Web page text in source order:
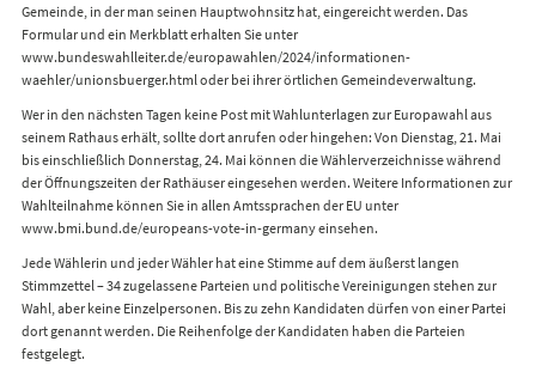
Gemeinde, in der man seinen Hauptwohnsitz hat, eingereicht werden. Das
Formular und ein Merkblatt erhalten Sie unter
www.bundeswahlleiter.de/europawahlen/2024/informationen-
waehler/unionsbuerger.html oder bei ihrer örtlichen Gemeindeverwaltung.
Wer in den nächsten Tagen keine Post mit Wahlunterlagen zur Europawahl aus
seinem Rathaus erhält, sollte dort anrufen oder hingehen: Von Dienstag, 21. Mai
bis einschließlich Donnerstag, 24. Mai können die Wählerverzeichnisse während
der Öffnungszeiten der Rathäuser eingesehen werden. Weitere Informationen zur
Wahlteilnahme können Sie in allen Amtssprachen der EU unter
www.bmi.bund.de/europeans-vote-in-germany einsehen.
Jede Wählerin und jeder Wähler hat eine Stimme auf dem äußerst langen
Stimmzettel – 34 zugelassene Parteien und politische Vereinigungen stehen zur
Wahl, aber keine Einzelpersonen. Bis zu zehn Kandidaten dürfen von einer Partei
dort genannt werden. Die Reihenfolge der Kandidaten haben die Parteien
festgelegt.